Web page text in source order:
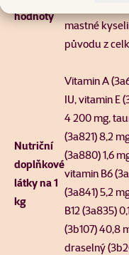
hodnoty
mastné
původu z
Nutriční
doplňkové
látky na 1
kg
Vitamin A
IU, vitamin E
4 200 mg,
(3a821) 8,2
(3a880) 1,6
vitamin B6
(3a841) 5,2
B12 (3a835)
(3b107) 40,8
draselný